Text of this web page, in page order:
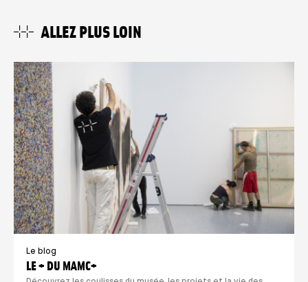
ALLEZ PLUS LOIN
LE + DU MAMC+
Le blog